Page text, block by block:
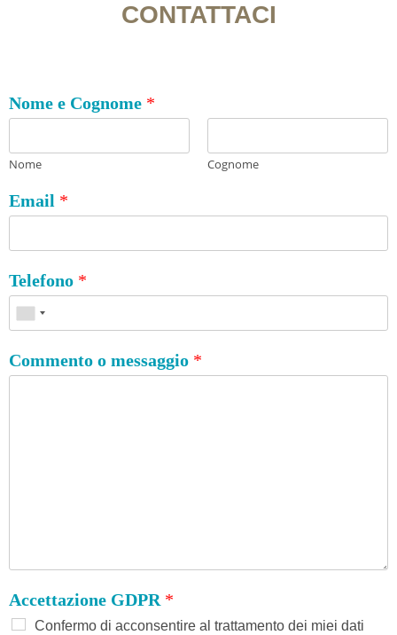
CONTATTACI
Nome e Cognome *
Nome Cognome
Email *
Telefono *
Commento o messaggio *
Accettazione GDPR *
Confermo di acconsentire al trattamento dei miei dati